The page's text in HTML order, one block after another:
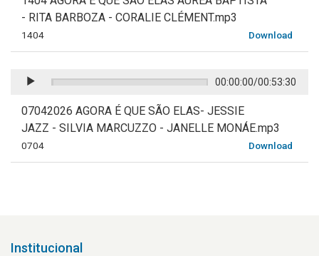
- RITA BARBOZA - CORALIE CLÉMENT.mp3
1404 Download
00:00:00/00:53:30
07042026 AGORA É QUE SÃO ELAS- JESSIE
JAZZ - SILVIA MARCUZZO - JANELLE MONÁE.mp3
0704 Download
Institucional